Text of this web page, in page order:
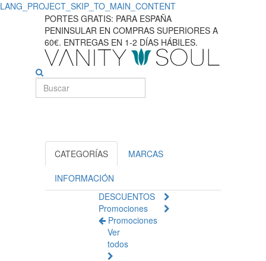
LANG_PROJECT_SKIP_TO_MAIN_CONTENT
Explore
productos
esenciales
maquiagem
PORTES GRATIS: PARA ESPAÑA
PENINSULAR EN COMPRAS SUPERIORES A
60€. ENTREGAS EN 1-2 DÍAS HÁBILES.
CATEGORÍAS MARCAS
INFORMACIÓN
DESCUENTOS
Promociones
Promociones
Ver
todos